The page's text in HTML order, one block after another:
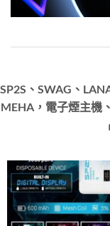
SP2S、SWAG、
MEHA，電子煙主機